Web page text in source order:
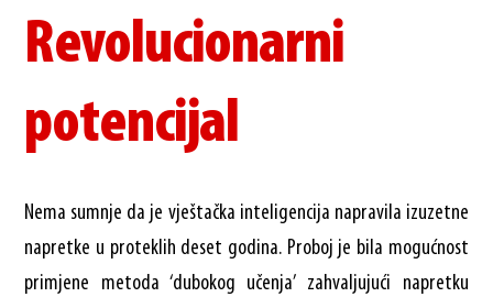
Revolucionarni
potencijal
Nema sumnje da je vještačka inteligencija napravila izuzetne
napretke u proteklih deset godina. Proboj je bila mogućnost
primjene metoda ‘dubokog učenja’ zahvaljujući napretku